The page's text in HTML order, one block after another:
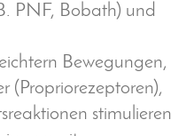
PNF, Bobath) und
Bewegungen,
(Propriorezeptoren),
stimulieren